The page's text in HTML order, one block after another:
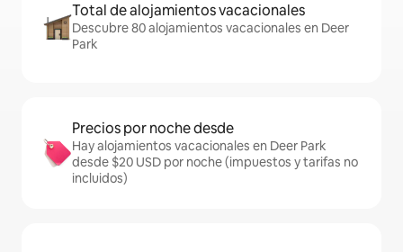
Total de alojamientos vacacionales
Descubre 80 alojamientos vacacionales en Deer
Park
Precios por noche desde
Hay alojamientos vacacionales en Deer Park
desde $20 USD por noche (impuestos y tarifas no
incluidos)